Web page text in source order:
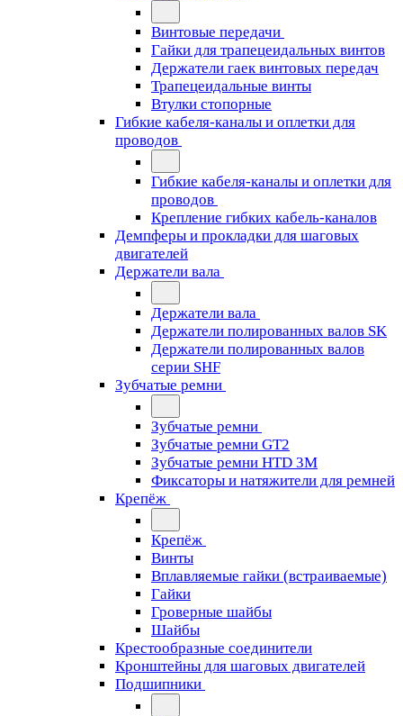
Винтовые передачи
Гайки для трапецеидальных винтов
Держатели гаек винтовых передач
Трапецеидальные винты
Втулки стопорные
Гибкие кабеля-каналы и оплетки для
проводов
Гибкие кабеля-каналы и оплетки для
проводов
Крепление гибких кабель-каналов
Демпферы и прокладки для шаговых
двигателей
Держатели вала
Держатели вала
Держатели полированных валов SK
Держатели полированных валов
серии SHF
Зубчатые ремни
Зубчатые ремни
Зубчатые ремни GT2
Зубчатые ремни HTD 3M
Фиксаторы и натяжители для ремней
Крепёж
Крепёж
Винты
Вплавляемые гайки (встраиваемые)
Гайки
Гроверные шайбы
Шайбы
Крестообразные соединители
Кронштейны для шаговых двигателей
Подшипники